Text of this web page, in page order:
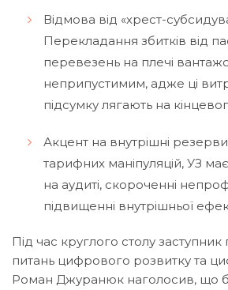
Відмова від «хрест-
Перекладання збитків від
перевезень на плечі
неприпустимим, адже ці
підсумку лягають на
Акцент на внутрішні
тарифних маніпуляцій, УЗ
на аудиті, скороченні
підвищенні внутрішньої
Під час круглого столу
питань цифрового розвитку та
Роман Джуранюк наголосив, що